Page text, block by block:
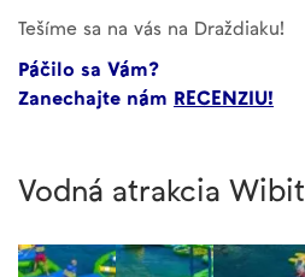
Tešíme sa na vás na Draždiaku!
Páčilo sa Vám?
Zanechajte nám RECENZIU!
Vodná atrakcia Wibit